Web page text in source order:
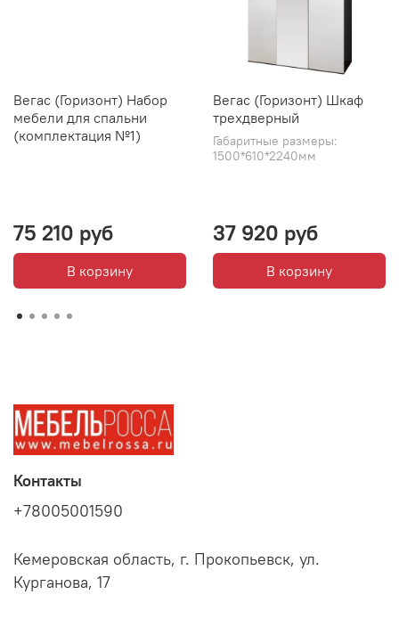
Вегас (Горизонт) Набор
мебели для спальни
(комплектация №1)
75 210 руб
В корзину
Вегас (Горизонт) Шкаф
трехдверный
Габаритные размеры:
1500*610*2240мм
37 920 руб
В корзину
Контакты
+78005001590
Кемеровская область, г. Прокопьевск, ул.
Курганова, 17